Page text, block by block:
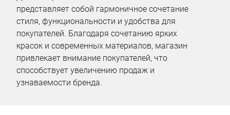
представляет собой гармоничное сочетание
стиля, функциональности и удобства для
покупателей. Благодаря сочетанию ярких
красок и современных материалов, магазин
привлекает внимание покупателей, что
способствует увеличению продаж и
узнаваемости бренда.